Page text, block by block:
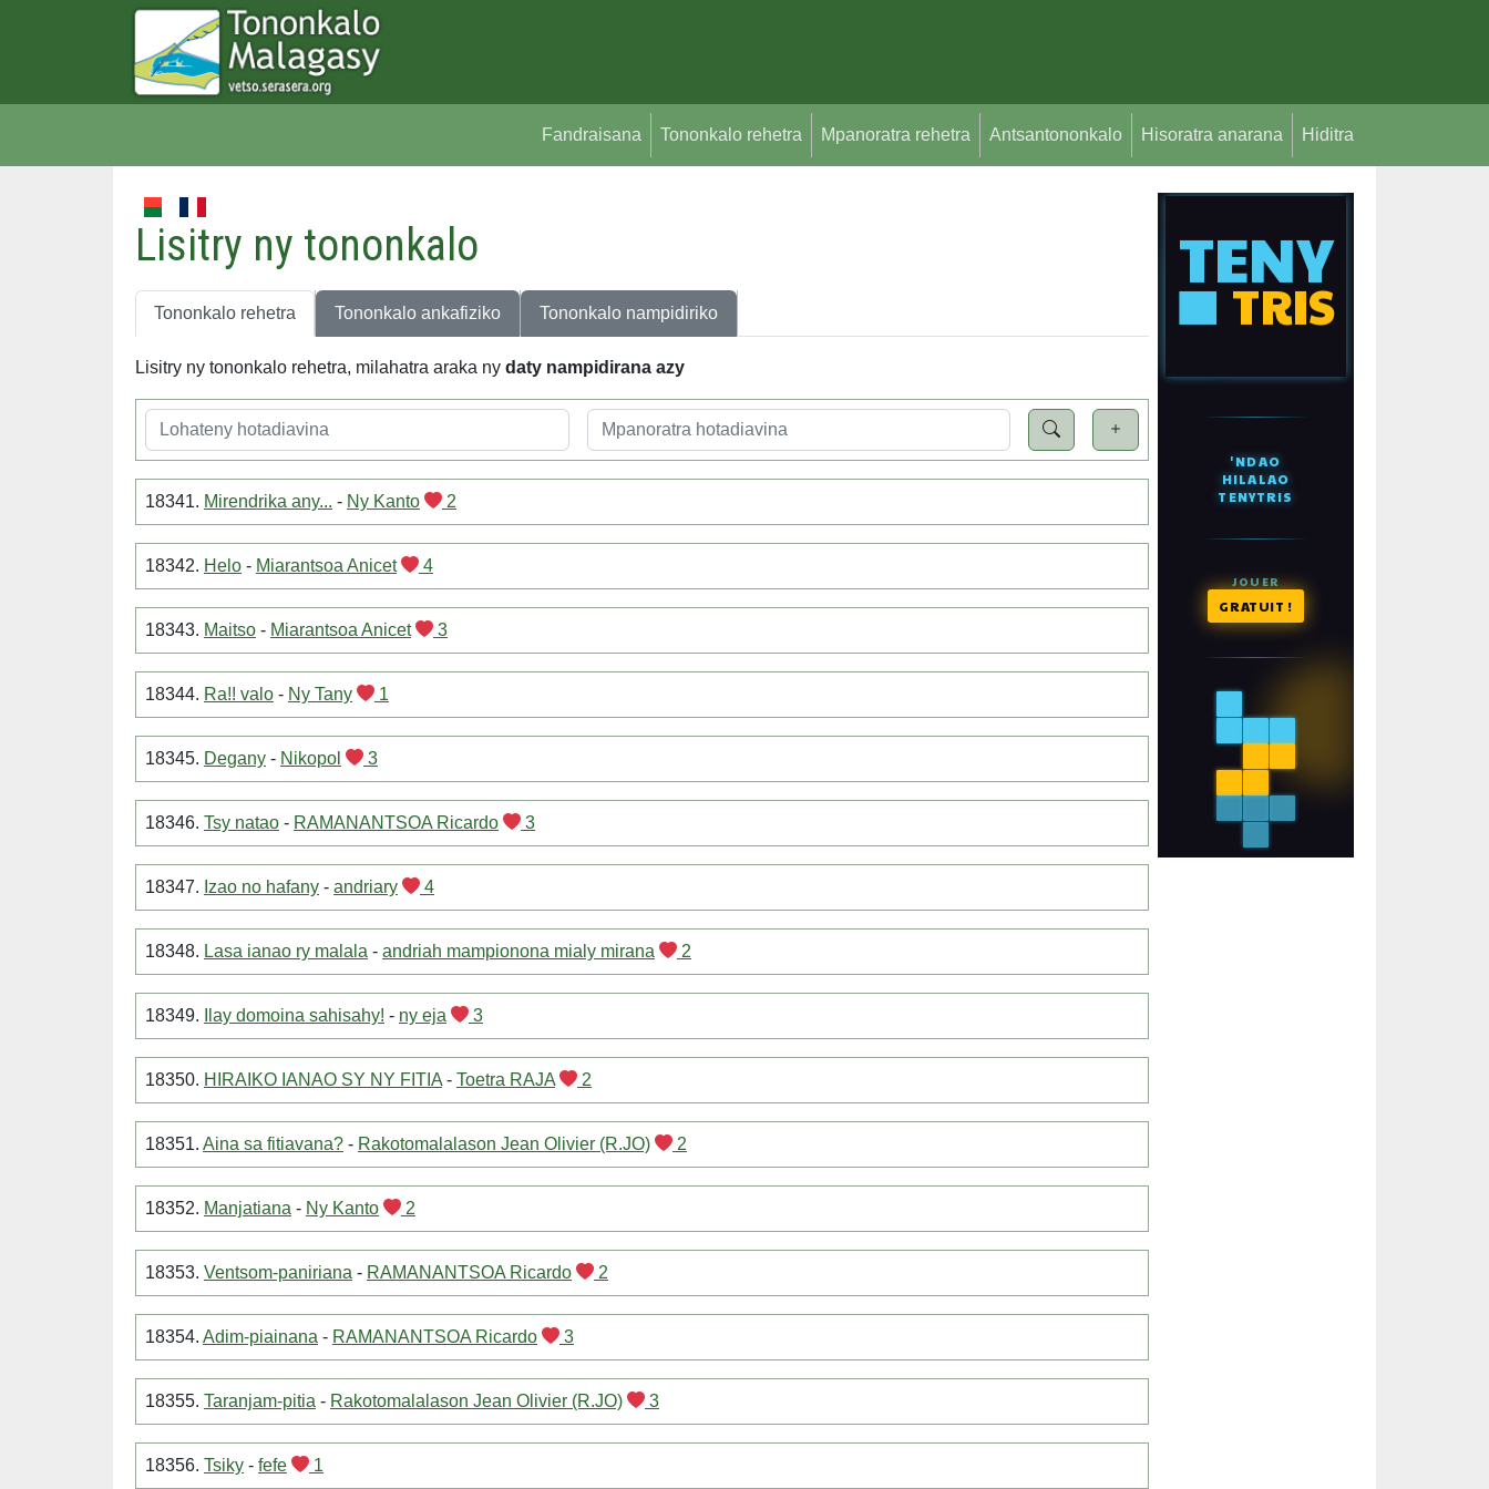
Fandraisana Tononkalo rehetra Mpanoratra rehetra Antsantononkalo Hisoratra anarana Hiditra
Lisitry ny tononkalo
Tononkalo rehetra Tononkalo ankafiziko Tononkalo nampidiriko
Lisitry ny tononkalo rehetra, milahatra araka ny daty nampidirana azy
18341. Mirendrika any... - Ny Kanto 2
18342. Helo - Miarantsoa Anicet 4
18343. Maitso - Miarantsoa Anicet 3
18344. Ra!! valo - Ny Tany 1
18345. Degany - Nikopol 3
18346. Tsy natao - RAMANANTSOA Ricardo 3
18347. Izao no hafany - andriary 4
18348. Lasa ianao ry malala - andriah mampionona mialy mirana 2
18349. Ilay domoina sahisahy! - ny eja 3
18350. HIRAIKO IANAO SY NY FITIA - Toetra RAJA 2
18351. Aina sa fitiavana? - Rakotomalalason Jean Olivier (R.JO) 2
18352. Manjatiana - Ny Kanto 2
18353. Ventsom-paniriana - RAMANANTSOA Ricardo 2
18354. Adim-piainana - RAMANANTSOA Ricardo 3
18355. Taranjam-pitia - Rakotomalalason Jean Olivier (R.JO) 3
18356. Tsiky - fefe 1